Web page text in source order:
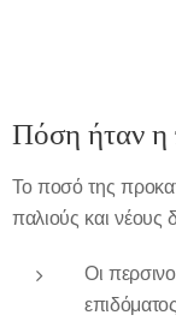
Πόση ήταν η
Το ποσό της
παλιούς και νέους
Οι